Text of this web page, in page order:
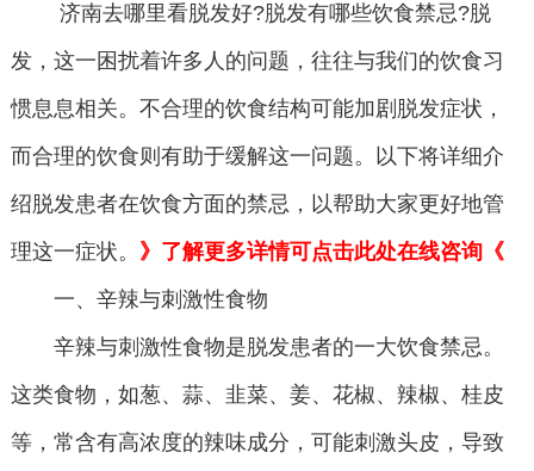
济南去哪里看脱发好?脱发有哪些饮食禁忌?脱
发，这一困扰着许多人的问题，往往与我们的饮食习
惯息息相关。不合理的饮食结构可能加剧脱发症状，
而合理的饮食则有助于缓解这一问题。以下将详细介
绍脱发患者在饮食方面的禁忌，以帮助大家更好地管
理这一症状。 》了解更多详情可点击此处在线咨询《
一、辛辣与刺激性食物
辛辣与刺激性食物是脱发患者的一大饮食禁忌。
这类食物，如葱、蒜、韭菜、姜、花椒、辣椒、桂皮
等，常含有高浓度的辣味成分，可能刺激头皮，导致